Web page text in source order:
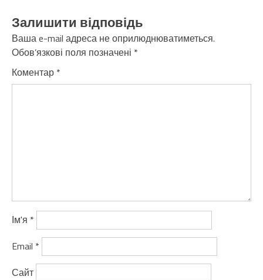
Залишити відповідь
Ваша e-mail адреса не оприлюднюватиметься.
Обов’язкові поля позначені *
Коментар *
Ім'я *
Email *
Сайт